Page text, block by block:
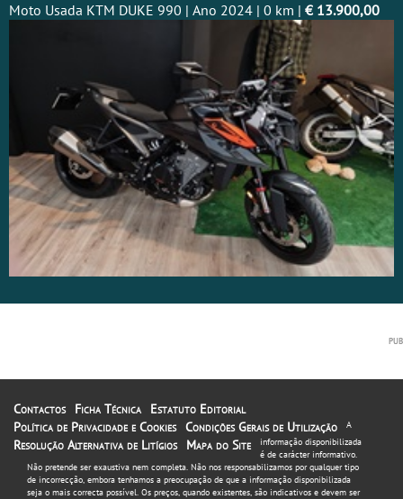
Moto Usada KTM DUKE 990 | Ano 2024 | 0 km | € 13.900,00
Contactos Ficha Técnica
Estatuto Editorial
Política de Privacidade e Cookies Condições Gerais de Utilização
Resolução Alternativa de Litígios
Mapa do Site
A
informação disponibilizada
é de carácter informativo.
Não pretende ser exaustiva nem completa. Não nos responsabilizamos por qualquer tipo
de incorrecção, embora tenhamos a preocupação de que a informação disponibilizada
seja o mais correcta possível. Os preços, quando existentes, são indicativos e devem ser